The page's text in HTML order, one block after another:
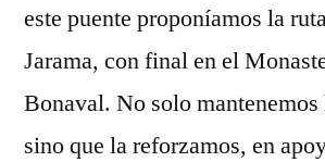
este puente proponíamos la
Jarama, con final en el
Bonaval. No solo mantenemos
sino que la reforzamos, en